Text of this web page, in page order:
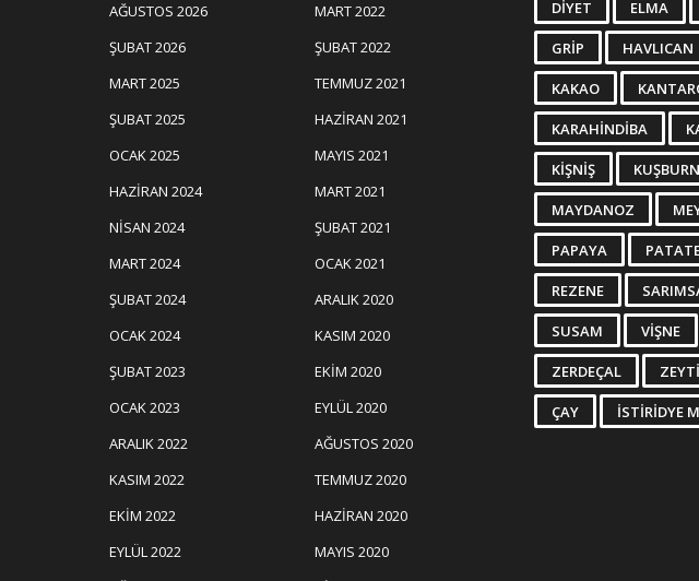
AĞUSTOS 2026
ŞUBAT 2026
MART 2025
ŞUBAT 2025
OCAK 2025
HAZIRAN 2024
NISAN 2024
MART 2024
ŞUBAT 2024
OCAK 2024
ŞUBAT 2023
OCAK 2023
ARALIK 2022
KASIM 2022
EKIM 2022
EYLÜL 2022
MART 2022
ŞUBAT 2022
TEMMUZ 2021
HAZIRAN 2021
MAYIS 2021
MART 2021
ŞUBAT 2021
OCAK 2021
ARALIK 2020
KASIM 2020
EKIM 2020
EYLÜL 2020
AĞUSTOS 2020
TEMMUZ 2020
HAZIRAN 2020
MAYIS 2020
DIYET ELMA
GRIP HAVLICAN
KAKAO
KARAHINDIBA
KIŞNIŞ
MAYDANOZ
PAPAYA
REZENE
SUSAM VIŞNE
ZERDEÇAL
ÇAY İSTIRIDYE